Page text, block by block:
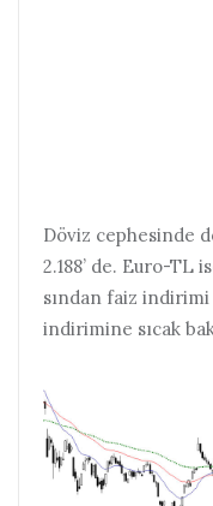
Döviz cephesinde
2.188’ de. Euro-TL
sından faiz
indirimine sıcak